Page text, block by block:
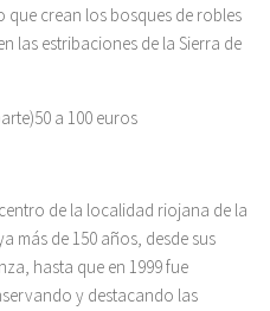
crean los bosques de robles
las estribaciones de la Sierra de
a 100 euros
de la localidad riojana de la
más de 150 años, desde sus
hasta que en 1999 fue
y destacando las